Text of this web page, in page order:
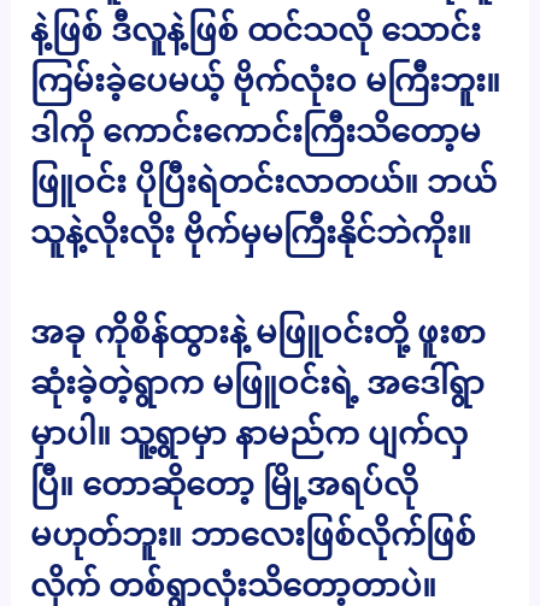
နဲ့ဖြစ် ဒီလူနဲ့ဖြစ် ထင်သလို သောင်း
ကြမ်းခဲ့ပေမယ့် ဗိုက်လုံးဝ မကြီးဘူး။
ဒါကို ကောင်းကောင်းကြီးသိတော့မ
ဖြူဝင်း ပိုပြီးရဲတင်းလာတယ်။ ဘယ်
သူနဲ့လိုးလိုး ဗိုက်မှမကြီးနိုင်ဘဲကိုး။
အခု ကိုစိန်ထွားနဲ့ မဖြူဝင်းတို့ ဖူးစာ
ဆုံးခဲ့တဲ့ရွာက မဖြူဝင်းရဲ့ အဒေါ်ရွာ
မှာပါ။ သူ့ရွာမှာ နာမည်က ပျက်လှ
ပြီ။ တောဆိုတော့ မြို့အရပ်လို
မဟုတ်ဘူး။ ဘာလေးဖြစ်လိုက်ဖြစ်
လိုက် တစ်ရွာလုံးသိတော့တာပဲ။